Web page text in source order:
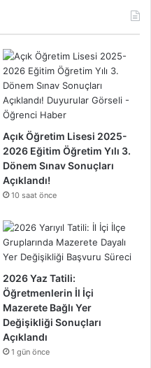
Açık Öğretim Lisesi 2025-
2026 Eğitim Öğretim Yılı 3.
Dönem Sınav Sonuçları
Açıklandı!
10 saat önce
2026 Yaz Tatili:
Öğretmenlerin İl İçi
Mazerete Bağlı Yer
Değişikliği Sonuçları
Açıklandı
1 gün önce